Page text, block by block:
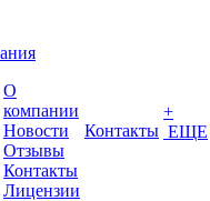
О
компании
Новости
Отзывы
Контакты
Лицензии
Контакты
+
ЕЩЕ